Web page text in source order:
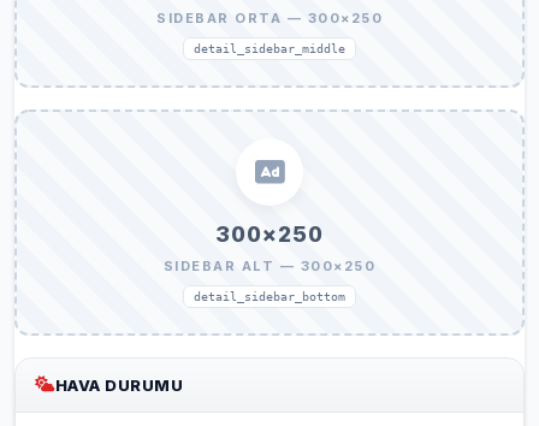
SIDEBAR ORTA — 300×250
detail_sidebar_middle
300×250
SIDEBAR ALT — 300×250
detail_sidebar_bottom
HAVA DURUMU